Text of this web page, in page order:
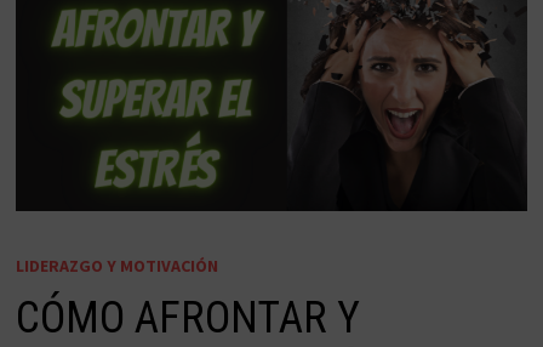
LIDERAZGO Y MOTIVACIÓN
CÓMO AFRONTAR Y